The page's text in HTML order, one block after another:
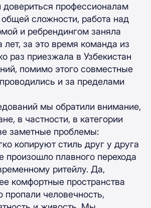
довериться профессионалам
сложности, работа над
и ребрендингом заняла
лет, за это время команда из
раз приезжала в Узбекистан
помимо этого совместные
и за пределами
мы обратили внимание,
в частности, в категории
заметные проблемы:
копируют стиль друг у друга
произошло плавного перехода
ритейлу. Да,
комфортные пространства
пропали человечность,